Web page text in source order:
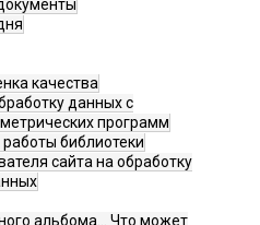
качества
данных с
программ
библиотеки
сайта на обработку
альбома... Что может